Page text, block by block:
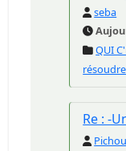
seba
QUI
Re : -